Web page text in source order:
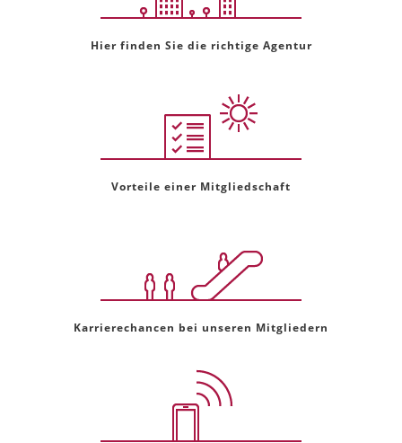
Hier finden Sie die richtige Agentur
Vorteile einer Mitgliedschaft
Karrierechancen bei unseren Mitgliedern